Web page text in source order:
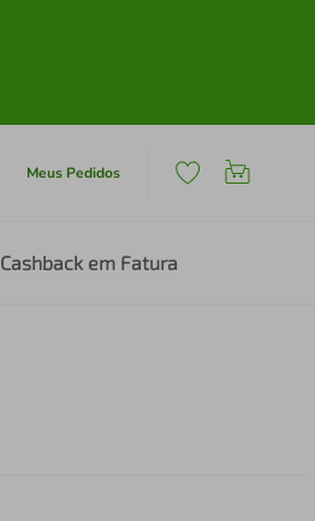
Meus Pedidos
Cashback em Fatura